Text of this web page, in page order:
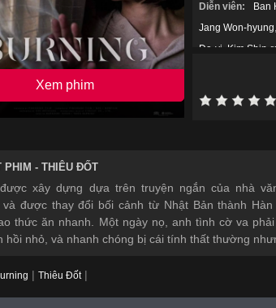
Xem phim
Diễn viên:
Ban
Jang Won-hyung,
Da-yi Kim Shin-
PHIM - THIÊU ĐỐT
xây dựng dựa trên truyện ngắn của nhà
và được thay đổi bối cảnh từ Nhật Bản thành
thức ăn nhanh. Một ngày nọ, anh tình cờ va
hồi nhỏ, và nhanh chóng bị cái tính thất thường
| Thiêu Đốt|